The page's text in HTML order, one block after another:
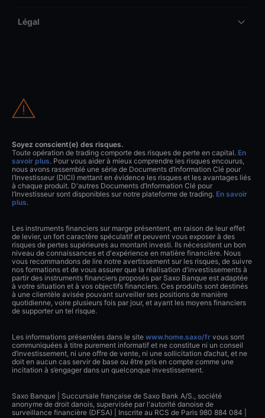
Légal
Soyez conscient(e) des risques.
Toute opération de trading comporte des risques de perte en capital. En
savoir plus. Pour vous aider à mieux comprendre les risques encourus,
nous avons rassemblé une série de Documents d’Information Clé pour
l’Investisseur (DICI) mettant en évidence les risques et les avantages liés
à chaque produit. D'autres Documents d’Information Clé pour
l’Investisseur sont disponibles sur notre plateforme de trading. En savoir
plus.
Les instruments financiers sur marge présentent, en raison de leur effet
de levier, un fort caractère spéculatif et peuvent vous exposer à des
risques de pertes supérieures au montant investi. Ils nécessitent un bon
niveau de connaissances et d'expérience en matière financière. Nous
vous recommandons de lire notre avertissement sur les risques, de suivre
nos formations et de vous assurer que la réalisation d'investissements à
partir des instruments financiers proposés par Saxo Banque est adaptée
à votre situation et à vos objectifs financiers. Ces produits sont destinés
à une clientèle avisée pouvant surveiller ses positions de manière
quotidienne, voire plusieurs fois par jour, et ayant les moyens financiers
de supporter un tel risque.
Les informations présentées dans le site www.home.saxo/fr vous sont
communiquées à titre purement informatif et ne constitue ni un conseil
d’investissement, ni une offre de vente, ni une sollicitation d’achat, et ne
doit en aucun cas servir de base ou être pris en compte comme une
incitation à s’engager dans un quelconque investissement.
Saxo Banque | Succursale française de Saxo Bank A/S., société
anonyme de droit danois, supervisée par l'autorité danoise de
surveillance financière (DFSA) | Inscrite au RCS de Paris 980 884 084 |